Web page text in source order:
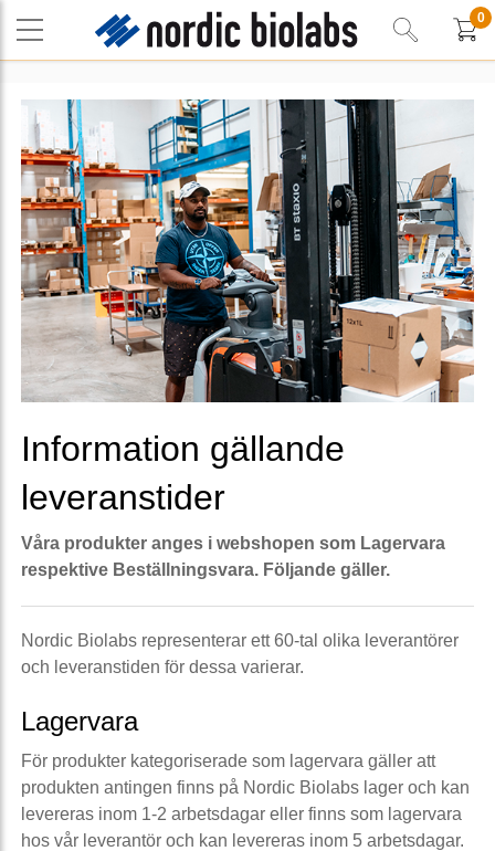
0
Information gällande
leveranstider
Våra produkter anges i webshopen som Lagervara
respektive Beställningsvara. Följande gäller.
Nordic Biolabs representerar ett 60-tal olika leverantörer
och leveranstiden för dessa varierar.
Lagervara
För produkter kategoriserade som lagervara gäller att
produkten antingen finns på Nordic Biolabs lager och kan
levereras inom 1-2 arbetsdagar eller finns som lagervara
hos vår leverantör och kan levereras inom 5 arbetsdagar.